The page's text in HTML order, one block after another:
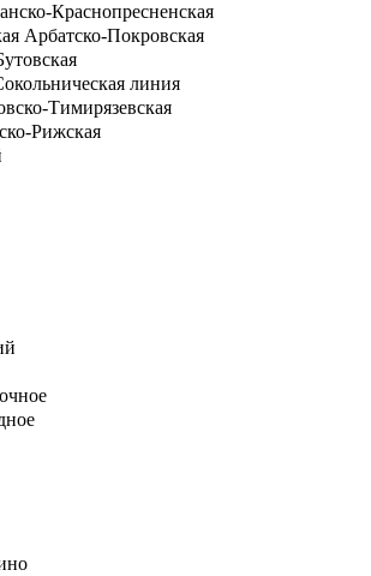
Краснопресненская
Арбатско-Покровская
линия
Тимирязевская
Рижская